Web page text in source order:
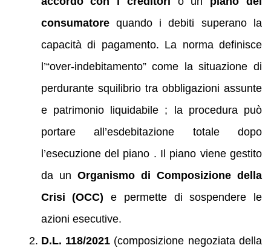
consumatorequando i debiti superano la
capacità di pagamento. La norma definisce
l’“over‑indebitamento” come la situazione di
perdurante squilibrio tra obbligazioni assunte
e patrimonio liquidabile ; la procedura può
portare all’esdebitazione totale dopo
l’esecuzione del piano . Il piano viene gestito
da un Organismo di Composizione della
Crisi (OCC) e permette di sospendere le
azioni esecutive.
D.L. 118/2021(composizione negoziata della